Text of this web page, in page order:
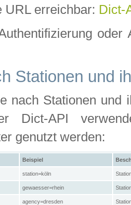
URL erreichbar: Dict-
Stationen und
nach Stationen und
Dict-API
genutzt werden:
Beispiel
station=köln
gewaesser=rhein
agency=dresden